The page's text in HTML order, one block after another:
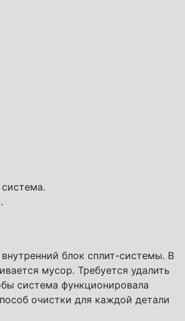
блок сплит-системы. В
мусор. Требуется удалить
система функционировала
очистки для каждой детали